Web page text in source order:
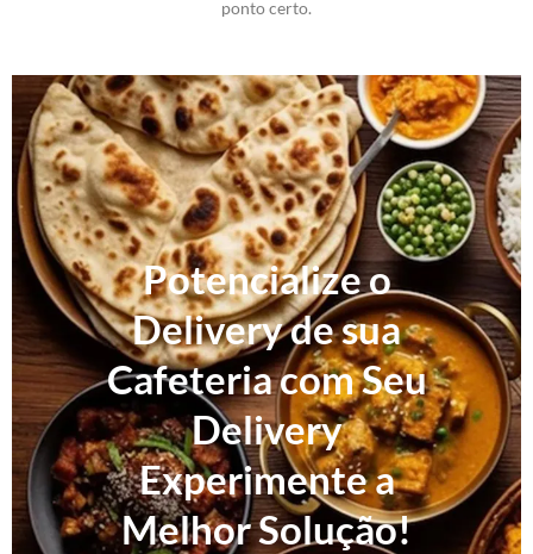
ponto certo.
Potencialize o
Delivery de sua
Cafeteria com Seu
Delivery
Experimente a
Melhor Solução!